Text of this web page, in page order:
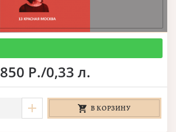
850 Р./0,33 л.
В КОРЗИНУ